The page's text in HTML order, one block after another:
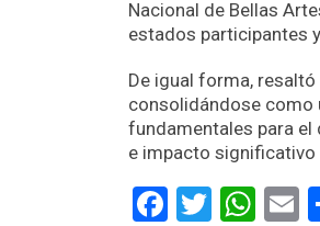
Nacional de Bellas
estados participantes
De igual forma,
consolidándose como
fundamentales para
e impacto significativo
Facebook
Twitter